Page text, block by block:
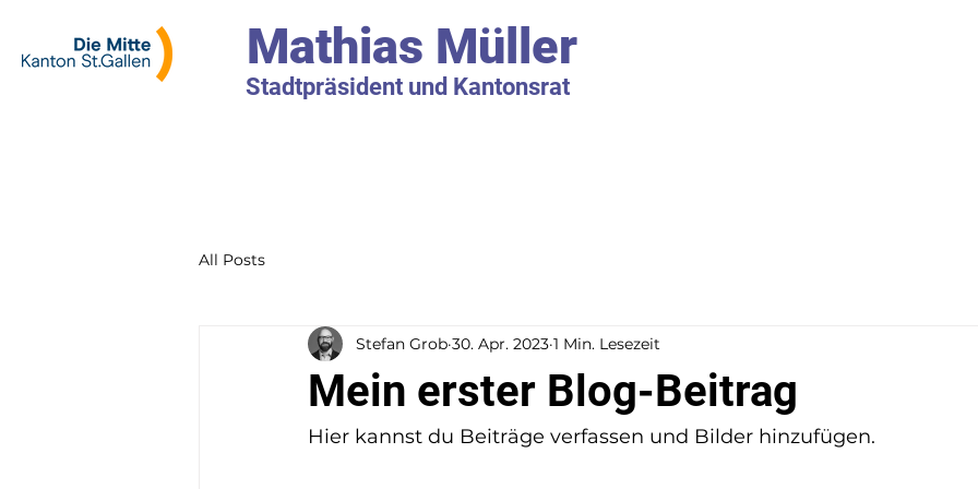
Mathias Müller
Stadtpräsident und Kantonsrat
All Posts
Mein erster Blog-Beitrag
Stefan Grob 30. Apr. 2023 1 Min. Lesezeit
Hier kannst du Beiträge verfassen und Bilder hinzufügen.